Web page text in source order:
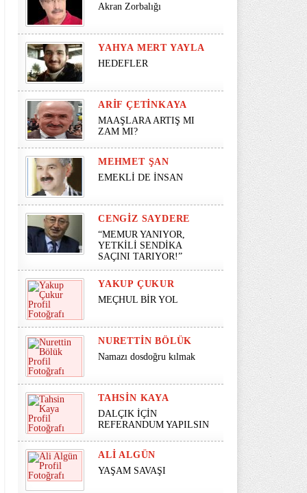
Akran Zorbalığı
YAHYA MERT YAYLA
HEDEFLER
ARIF ÇETINKAYA
MAAŞLARA ARTIŞ MI
ZAM MI?
MEHMET ŞAN
EMEKLİ DE İNSAN
CENGIZ SAYDERE
“MEMUR YANIYOR,
YETKİLİ SENDİKA
SAÇINI TARIYOR!”
YAKUP ÇUKUR
MEÇHUL BİR YOL
NURETTIN BÖLÜK
Namazı dosdoğru kılmak
TAHSIN KAYA
DALÇIK İÇİN
REFERANDUM YAPILSIN
ALI ALGÜN
YAŞAM SAVAŞI